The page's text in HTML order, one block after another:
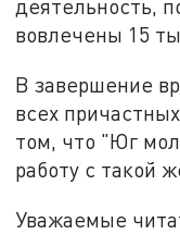
деятельность,
вовлечены 15
В завершение
всех
том, что "Юг
работу с такой
Уважаемые